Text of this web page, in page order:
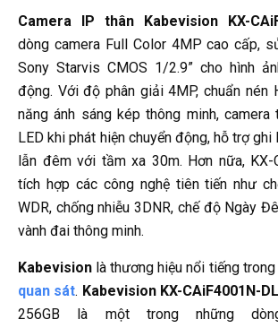
Camera IP thân Kabevision KX-
dòng camera Full Color 4MP cao cấp,
Sony Starvis CMOS 1/2.9” cho hình
động. Với độ phân giải 4MP, chuẩn nén
năng ánh sáng kép thông minh,
LED khi phát hiện chuyển động, hỗ trợ ghi
lẫn đêm với tầm xa 30m. Hơn nữa, KX-
tích hợp các công nghệ tiên tiến như
WDR, chống nhiễu 3DNR, chế độ Ngày
vành đai thông minh.
Kabevision là thương hiệu nổi tiếng
quan sát. Kabevision KX-CAiF4001N-
256GB là một trong những